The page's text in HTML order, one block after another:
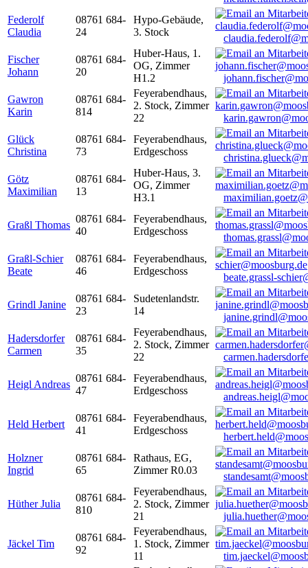
Federolf
Claudia
08761 684-
24
Hypo-Gebäude,
3. Stock
Fischer
Johann
08761 684-
20
Huber-Haus, 1.
OG, Zimmer
H1.2
Gawron
Karin
08761 684-
814
Feyerabendhaus,
2. Stock, Zimmer
22
Glück
Christina
08761 684-
73
Feyerabendhaus,
Erdgeschoss
Götz
Maximilian
08761 684-
13
Huber-Haus, 3.
OG, Zimmer
H3.1
Graßl Thomas
08761 684-
40
Feyerabendhaus,
Erdgeschoss
Graßl-Schier
Beate
08761 684-
46
Feyerabendhaus,
Erdgeschoss
beate.grassl-
Grindl Janine
08761 684-
23
Sudetenlandstr.
14
Hadersdorfer
Carmen
08761 684-
35
Feyerabendhaus,
2. Stock, Zimmer
22
Heigl Andreas
08761 684-
47
Feyerabendhaus,
Erdgeschoss
Held Herbert
08761 684-
41
Feyerabendhaus,
Erdgeschoss
Holzner
Ingrid
08761 684-
65
Rathaus, EG,
Zimmer R0.03
Hüther Julia
08761 684-
810
Feyerabendhaus,
2. Stock, Zimmer
21
Jäckel Tim
08761 684-
92
Feyerabendhaus,
1. Stock, Zimmer
11